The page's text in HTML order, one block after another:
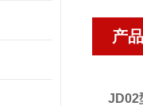
产
JD02